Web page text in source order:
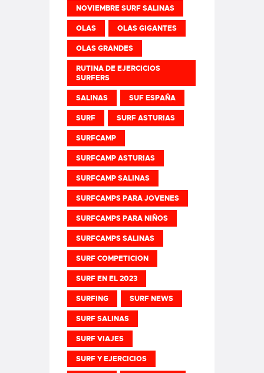
NOVIEMBRE SURF SALINAS
OLAS OLAS GIGANTES
OLAS GRANDES
RUTINA DE EJERCICIOS
SURFERS
SALINAS SUF ESPAÑA
SURF SURF ASTURIAS
SURFCAMP
SURFCAMP ASTURIAS
SURFCAMP SALINAS
SURFCAMPS PARA JOVENES
SURFCAMPS PARA NIÑOS
SURFCAMPS SALINAS
SURF COMPETICION
SURF EN EL 2023
SURFING SURF NEWS
SURF SALINAS
SURF VIAJES
SURF Y EJERCICIOS